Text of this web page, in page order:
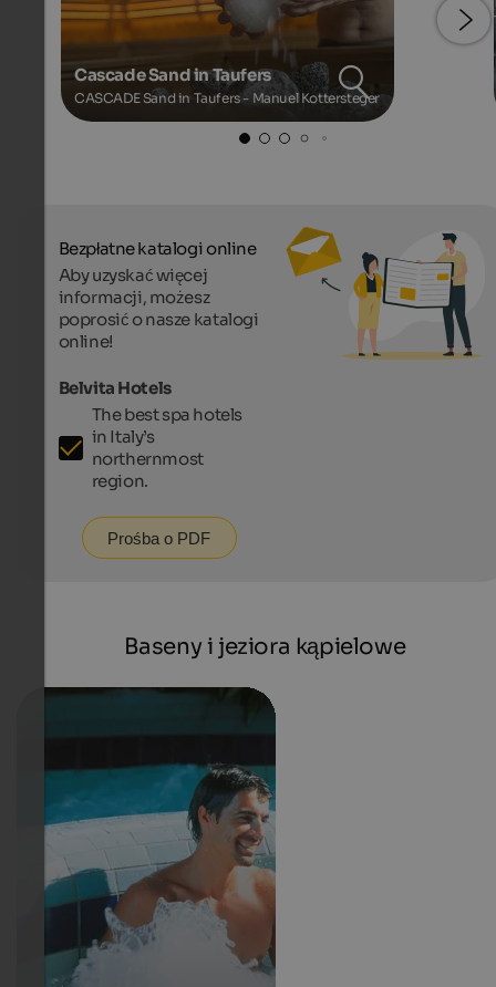
Cascade Sand in Taufers
CASCADE Sand in Taufers - Manuel Kottersteger
Bezpłatne katalogi online
Aby uzyskać więcej
informacji, możesz
poprosić o nasze katalogi
online!
Belvita Hotels
The best spa hotels
in Italy’s
northernmost
region.
Prośba o PDF
Baseny i jeziora kąpielowe